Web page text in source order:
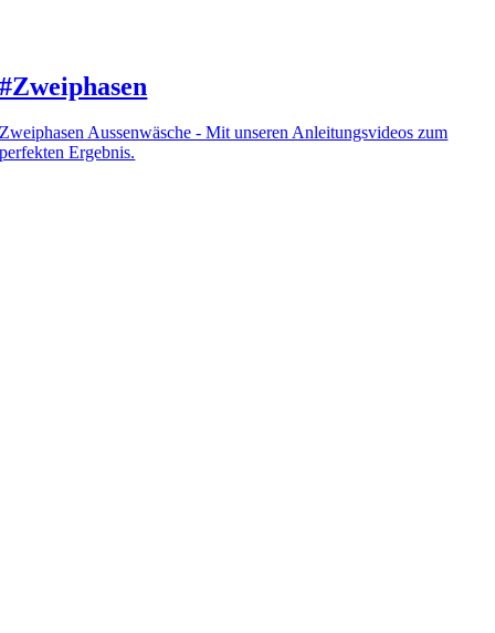
#Zweiphasen
Zweiphasen Aussenwäsche - Mit unseren Anleitungsvideos zum
perfekten Ergebnis.